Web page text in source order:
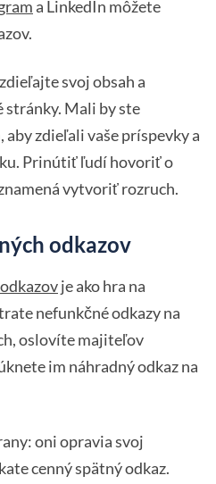
a LinkedIn môžete
svoj obsah a
stránky. Mali by ste
zdieľali vaše príspevky a
Prinútiť ľudí hovoriť o
vytvoriť rozruch.
odkazov
je ako hra na
nefunkčné odkazy na
oslovíte majiteľov
im náhradný odkaz na
oni opravia svoj
cenný spätný odkaz.